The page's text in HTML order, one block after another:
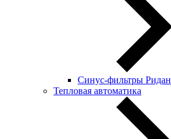
Синус-фильтры Ридан
Тепловая автоматика